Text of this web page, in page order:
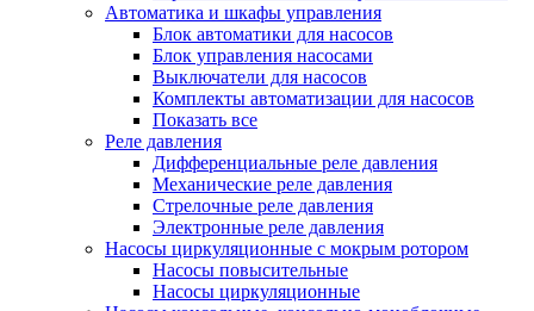
Автоматика и шкафы управления
Блок автоматики для насосов
Блок управления насосами
Выключатели для насосов
Комплекты автоматизации для насосов
Показать все
Реле давления
Дифференциальные реле давления
Механические реле давления
Стрелочные реле давления
Электронные реле давления
Насосы циркуляционные с мокрым ротором
Насосы повысительные
Насосы циркуляционные